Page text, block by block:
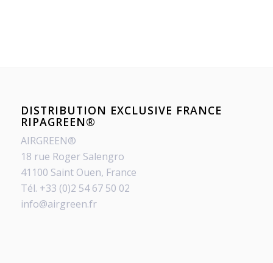
DISTRIBUTION EXCLUSIVE FRANCE
RIPAGREEN®
AIRGREEN®
18 rue Roger Salengro
41100 Saint Ouen, France
Tél. +33 (0)2 54 67 50 02
info@airgreen.fr